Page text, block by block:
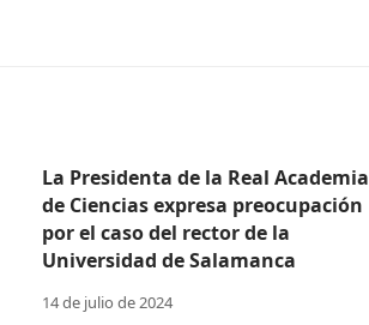
La Presidenta de la Real Academia
de Ciencias expresa preocupación
por el caso del rector de la
Universidad de Salamanca
14 de julio de 2024